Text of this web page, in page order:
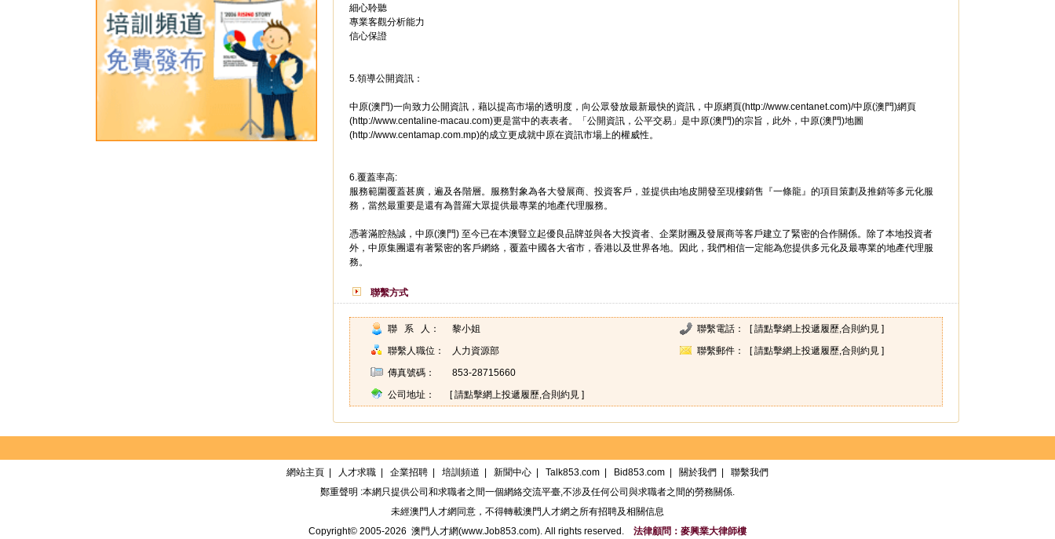
細心聆聽
專業客觀分析能力
信心保證
5.領導公開資訊：
中原(澳門)一向致力公開資訊，藉以提高市場的透明度，向公眾發放最新最快的資訊，中原網頁(http://www.centanet.com)/中原(澳門)網頁
(http://www.centaline-macau.com)更是當中的表表者。「公開資訊，公平交易」是中原(澳門)的宗旨，此外，中原(澳門)地圖
(http://www.centamap.com.mp)的成立更成就中原在資訊市場上的權威性。
6.覆蓋率高:
服務範圍覆蓋甚廣，遍及各階層。服務對象為各大發展商、投資客戶，並提供由地皮開發至現樓銷售『一條龍』的項目策劃及推銷等多元化服
務，當然最重要是還有為普羅大眾提供最專業的地產代理服務。
憑著滿腔熱誠，中原(澳門) 至今已在本澳豎立起優良品牌並與各大投資者、企業財團及發展商等客戶建立了緊密的合作關係。除了本地投資者
外，中原集團還有著緊密的客戶網絡，覆蓋中國各大省市，香港以及世界各地。因此，我們相信一定能為您提供多元化及最專業的地產代理服
務。
聯繫方式
聯 系 人： 黎小姐 聯繫電話：
[ 請點擊網上投遞履歷,合則約見 ]
聯繫人職位：
人力資源部 聯繫郵件：
[ 請點擊網上投遞履歷,合則約見 ]
傳真號碼：
853-28715660
公司地址：
[ 請點擊網上投遞履歷,合則約見 ]
網站主頁 人才求職 企業招聘 培訓頻道 新聞中心 Talk853.com Bid853.com 關於我們
聯繫我們
鄭重聲明 :本網只提供公司和求職者之間一個網絡交流平臺,不涉及任何公司與求職者之間的勞務關係.
未經澳門人才網 同意，不得轉載澳門人才網之所有招聘及相關信息
Copyright© 2005-2026 澳門人才網(www.Job853.com). All rights reserved. 法律顧問：麥興業大律師樓